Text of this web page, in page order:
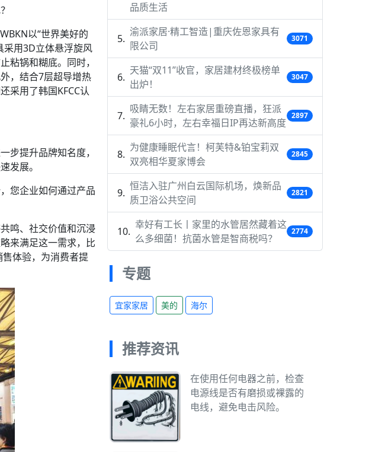
以“世界美好的
采用3D立体悬浮旋风
粘锅和糊底。同时，
，结合7层超导增热
采用了韩国KFCC认
步提升品牌知名度，
发展。
您企业如何通过产品
鸣、社交价值和沉浸
来满足这一需求，比
体验，为消费者提
品质生活
渝派家居·精工智造|重庆佐恩家具有
限公司
3071
天猫“双11”收官，家居建材终极榜单
出炉！
3047
吸睛无数！左右家居重磅直播，狂派
豪礼6小时，左右幸福日IP再达新高度
2897
为健康睡眠代言！柯芙特&铂宝莉双
双亮相华夏家博会
2845
恒洁入驻广州白云国际机场，焕新品
质卫浴公共空间
2821
幸好有工长丨家里的水管居然藏着这
么多细菌！抗菌水管是智商税吗？
2774
专题
宜家家居 美的 海尔
推荐资讯
在使用任何电器之前，检查
电源线是否有磨损或裸露的
电线，避免电击风险。